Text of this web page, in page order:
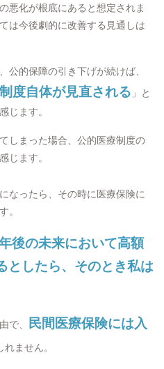
悪化が根底にあると想定されま
は今後劇的に改善する見通しは
公的保障の引き下げが続けば、
度自体が見直される 」と
じます。
しまった場合、公的医療制度の
じます。
なったら、その時に医療保険に
。
後の未来において高額
としたら、そのとき私は
で、 民間医療保険には入
れません。